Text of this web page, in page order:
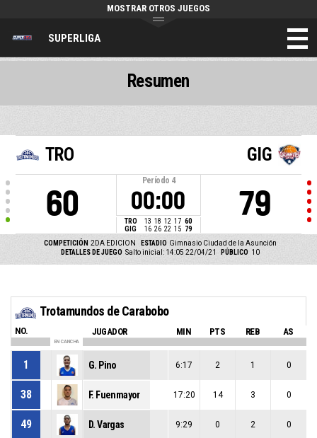
SUPERLIGA
MOSTRAR OTROS JUEGOS
TRO
60
Período 4
00:00
TRO 13 18 12 17 60
GIG
16 26 22 15 79
GIG
79
COMPETICIÓN 2DA EDICION ESTADIO Gimnasio Ciudad de la Asunción
DETALLES DE JUEGO Salto inicial: 14:05 22/04/21 PÚBLICO 10
Resumen
Trotamundos de Carabobo
NO. JUGADOR MIN PTS REB AS
EN CANCHA
1 G. Pino 6:17 2 1 0
38 F. Fuenmayor 17:20 14 3 0
49 D. Vargas 9:29 0 2 0